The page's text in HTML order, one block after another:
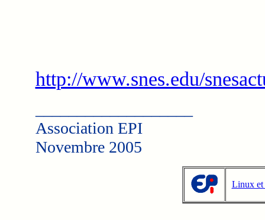
http://www.snes.edu/
Association EPI
Novembre 2005
Linux et